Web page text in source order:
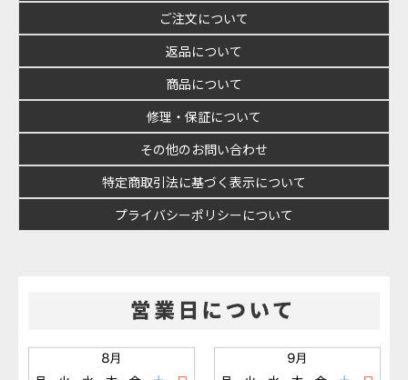
ご注文について
返品について
商品について
修理・保証について
その他のお問い合わせ
特定商取引法に基づく表示について
プライバシーポリシーについて